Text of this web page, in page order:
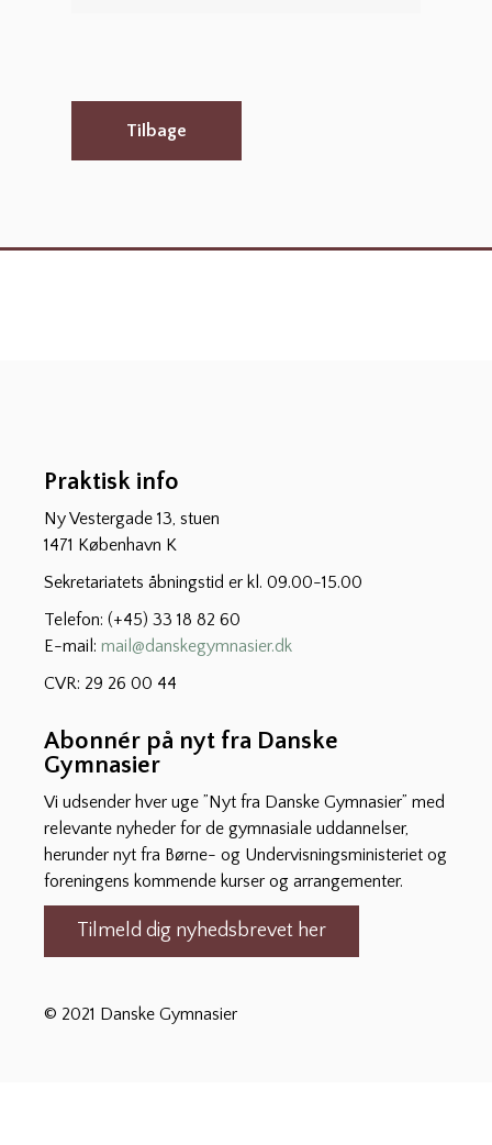
Tilbage
Praktisk info
Ny Vestergade 13, stuen
1471 København K
Sekretariatets åbningstid er kl. 09.00-15.00
Telefon: (+45) 33 18 82 60
E-mail: mail@danskegymnasier.dk
CVR: 29 26 00 44
Abonnér på nyt fra Danske
Gymnasier
Vi udsender hver uge ”Nyt fra Danske Gymnasier” med
relevante nyheder for de gymnasiale uddannelser,
herunder nyt fra Børne- og Undervisningsministeriet og
foreningens kommende kurser og arrangementer.
Tilmeld dig nyhedsbrevet her
© 2021 Danske Gymnasier